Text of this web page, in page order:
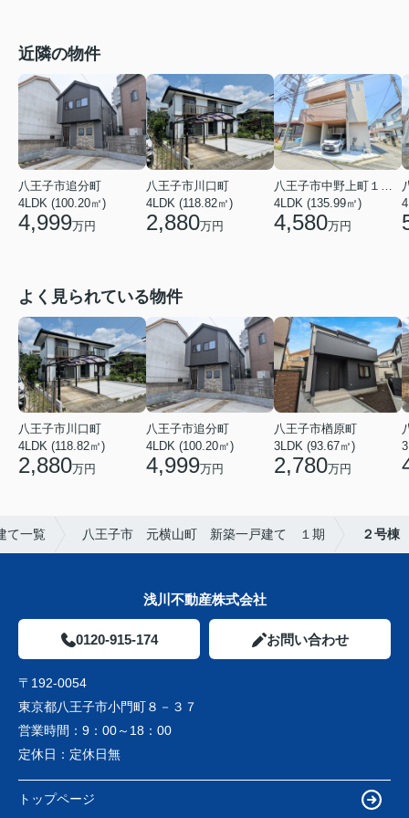
近隣の物件
八王子市追分町
4LDK (100.20㎡)
4,999万円
八王子市川口町
4LDK (118.82㎡)
2,880万円
4LDK (135.99㎡)
4,580万円
よく見られている物件
八王子市川口町
4LDK (118.82㎡)
2,880万円
八王子市追分町
4LDK (100.20㎡)
4,999万円
八王子市楢原町
3LDK (93.67㎡)
2,780万円
て一覧 八王子市 元横山町 新築一戸建て １期 ２号棟
浅川不動産株式会社
0120-915-174 お問い合わせ
〒192-0054
東京都八王子市小門町８－３７
営業時間： 9：00～18：00
定休日： 定休日無
トップページ